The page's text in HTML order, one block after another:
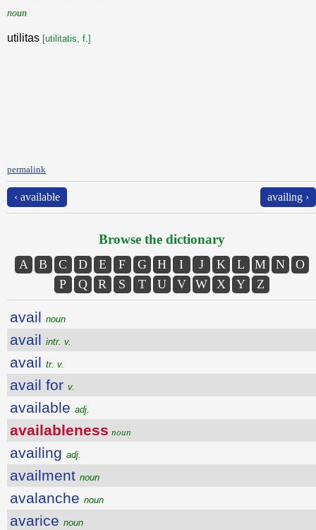
noun
utilitas [utilitatis, f.]
permalink
‹ available availing ›
Browse the dictionary
A B C D E F G H I J K L M N
O
P
Q R S T U V W X Y Z
avail noun
avail intr. v.
avail tr. v.
avail for v.
available adj.
availableness noun
availing adj.
availment noun
avalanche noun
avarice noun